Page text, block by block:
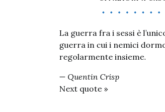
La guerra fra i sessi è
guerra in cui i nemici
regolarmente insieme.
— Quentin Crisp
Next quote »